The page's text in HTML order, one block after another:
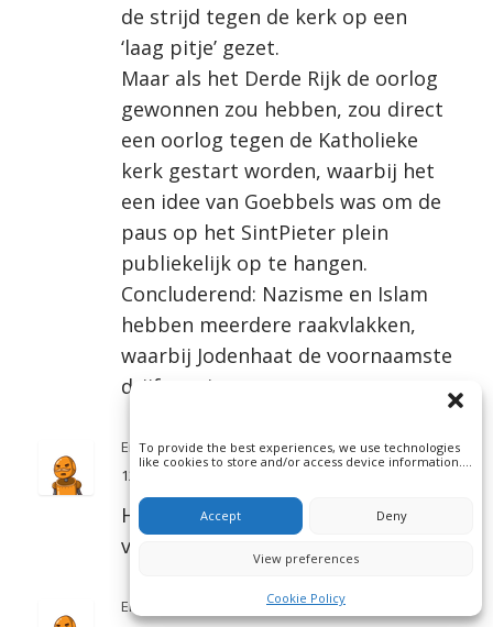
To provide the best experiences, we use technologies
like cookies to store and/or access device information.
on this site. Not consenting or withdrawing consent, may
adversely affect certain features and functions.
Accept Deny
View preferences
Cookie Policy
de strijd tegen de kerk op een
‘laag pitje’ gezet.
Maar als het Derde Rijk de oorlog
gewonnen zou hebben, zou direct
een oorlog tegen de Katholieke
kerk gestart worden, waarbij het
een idee van Goebbels was om de
paus op het SintPieter plein
publiekelijk op te hangen.
Concluderend: Nazisme en Islam
hebben meerdere raakvlakken,
waarbij Jodenhaat de voornaamste
drijfveer is.
Engelbert
12/10/2024 om 10:46
Het gezamenlijke Antisemitische
verenigt de Nazi’s en de Islam.
Engelbert